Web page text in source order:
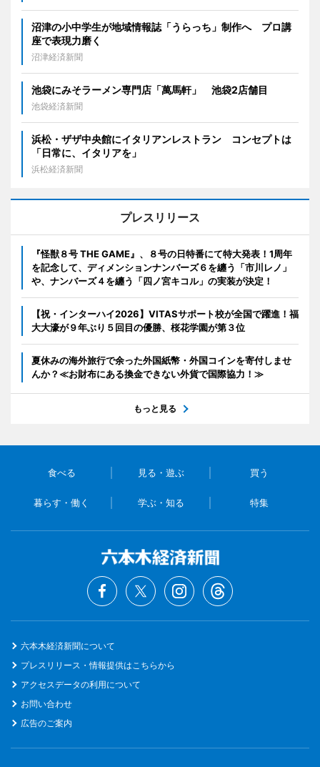
沼津の小中学生が地域情報誌「うらっち」制作へ プロ講
座で表現力磨く
沼津経済新聞
池袋にみそラーメン専門店「萬馬軒」 池袋2店舗目
池袋経済新聞
浜松・ザザ中央館にイタリアンレストラン コンセプトは
「日常に、イタリアを」
浜松経済新聞
プレスリリース
『怪獣８号 THE GAME』、８号の日特番にて特大発表！1周年
を記念して、ディメンションナンバーズ６を纏う「市川レノ」
や、ナンバーズ４を纏う「四ノ宮キコル」の実装が決定！
【祝・インターハイ2026】VITASサポート校が全国で躍進！福
大大濠が９年ぶり５回目の優勝、桜花学園が第３位
夏休みの海外旅行で余った外国紙幣・外国コインを寄付しませ
んか？≪お財布にある換金できない外貨で国際協力！≫
もっと見る
食べる 見る・遊ぶ 買う
暮らす・働く 学ぶ・知る 特集
六本木経済新聞について
プレスリリース・情報提供はこちらから
アクセスデータの利用について
お問い合わせ
広告のご案内